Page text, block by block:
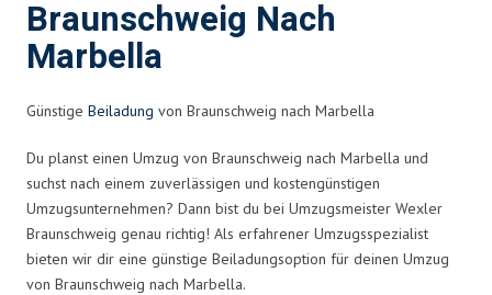
Braunschweig Nach
Marbella
Günstige Beiladung von Braunschweig nach Marbella
Du planst einen Umzug von Braunschweig nach Marbella und
suchst nach einem zuverlässigen und kostengünstigen
Umzugsunternehmen? Dann bist du bei Umzugsmeister Wexler
Braunschweig genau richtig! Als erfahrener Umzugsspezialist
bieten wir dir eine günstige Beiladungsoption für deinen Umzug
von Braunschweig nach Marbella.